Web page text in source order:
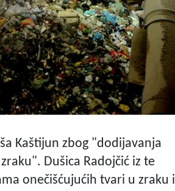
Kaštijun zbog "dodijavanja
Dušica Radojčić iz te
onečišćujućih tvari u zraku i